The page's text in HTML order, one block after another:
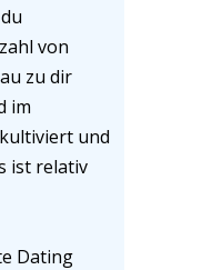
von
zu dir
im
und
ist relativ
Dating